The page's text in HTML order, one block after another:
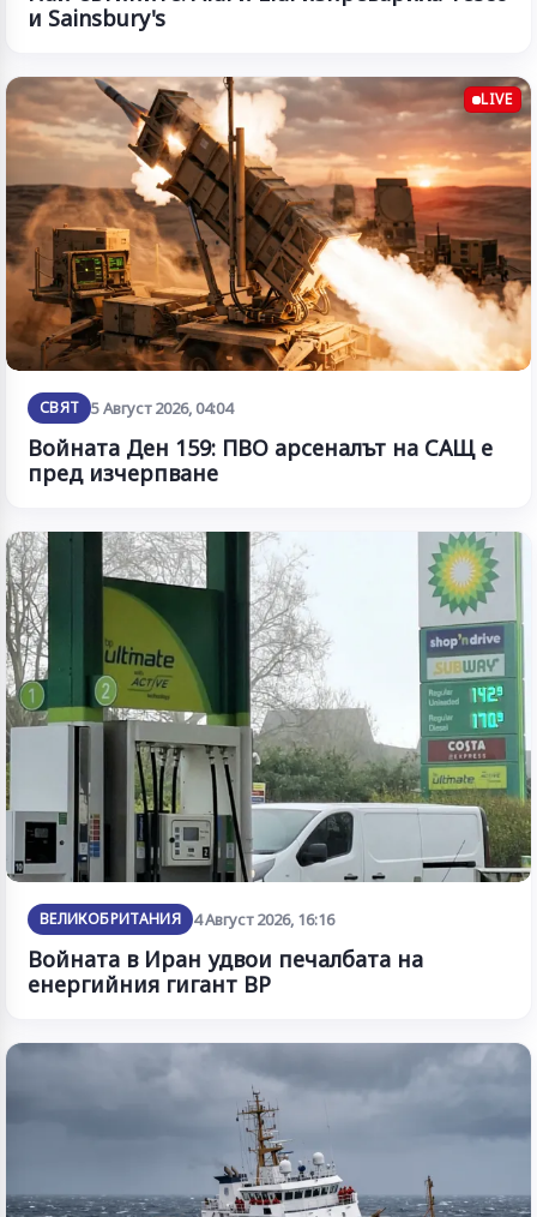
и Sainsbury's
LIVE
СВЯТ 5 Август 2026, 04:04
Войната Ден 159: ПВО арсеналът на САЩ е
пред изчерпване
ВЕЛИКОБРИТАНИЯ 4 Август 2026, 16:16
Войната в Иран удвои печалбата на
енергийния гигант BP